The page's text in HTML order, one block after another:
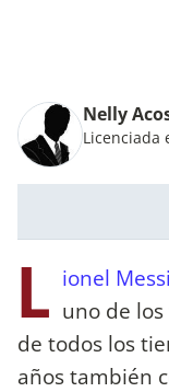
Nelly
Licenciada
L ionel Messi
uno de
de todos los
años también